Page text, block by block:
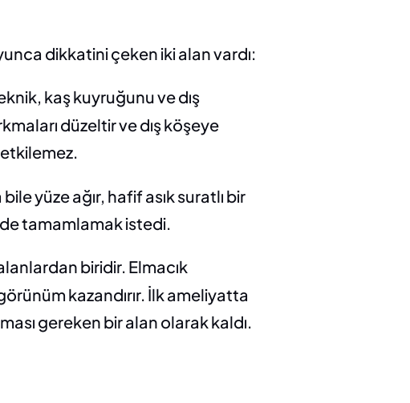
dikkatini çeken iki alan vardı:
kaş kuyruğunu ve dış
düzeltir ve dış köşeye
yüze ağır, hafif asık suratlı bir
tamamlamak istedi.
biridir. Elmacık
kazandırır. İlk ameliyatta
gereken bir alan olarak kaldı.